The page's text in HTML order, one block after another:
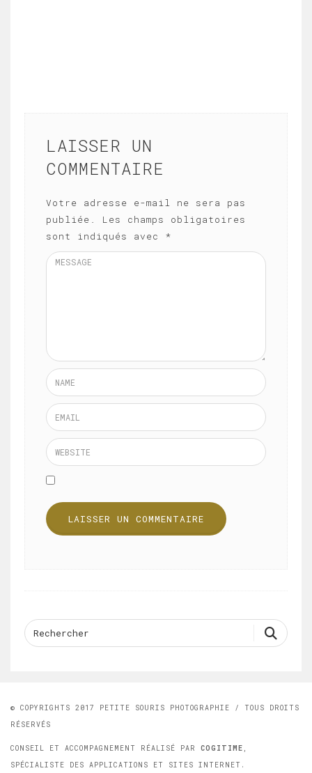
LAISSER UN
COMMENTAIRE
Votre adresse e-mail ne sera pas
publiée.
Les champs obligatoires
sont indiqués avec *
© COPYRIGHTS 2017 PETITE SOURIS PHOTOGRAPHIE / TOUS DROITS
RÉSERVÉS
CONSEIL ET ACCOMPAGNEMENT RÉALISÉ PAR COGITIME ,
SPÉCIALISTE DES APPLICATIONS ET SITES INTERNET.